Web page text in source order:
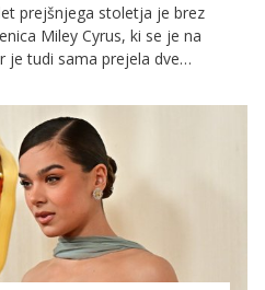
prejšnjega stoletja je brez
Miley Cyrus, ki se je na
je tudi sama prejela dve